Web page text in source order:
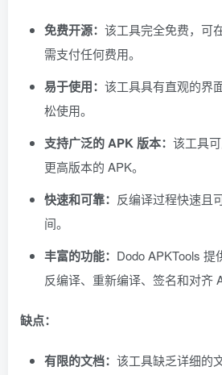
免费开源： 该工具完全免费，可
需支付任何费用。
易于使用： 该工具具有直观的界
松使用。
支持广泛的 APK 版本： 该工具
更高版本的 APK。
快速和可靠： 反编译过程快速且
间。
丰富的功能： Dodo APKTools
反编译、重新编译、签名和对齐
缺点：
有限的文档： 该工具缺乏详细的